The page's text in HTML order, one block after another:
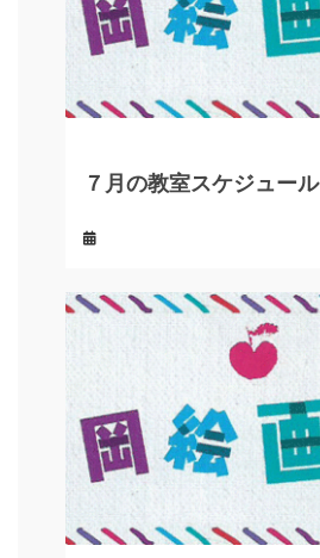
７月の教室スケジュール